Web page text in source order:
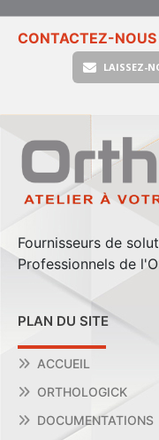
CONTACTEZ-NOUS
LAISSEZ-
Fournisseurs de
Professionnels de
PLAN DU SITE
ACCUEIL
ORTHOLOGICK
DOCUMENTATIONS